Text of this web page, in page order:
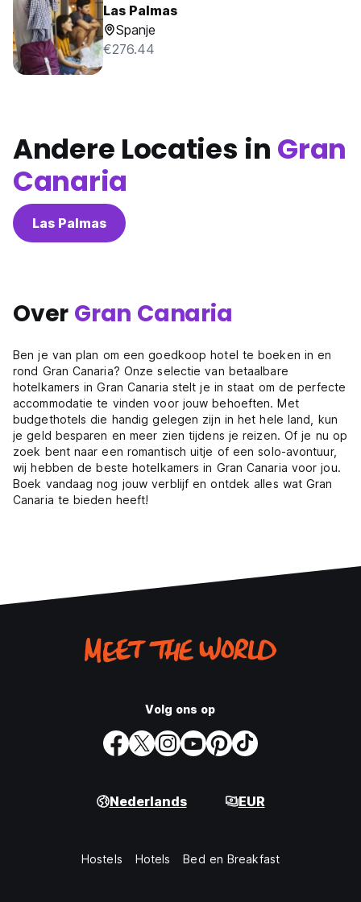
Las Palmas
Spanje
€276.44
Andere Locaties in Gran
Canaria
Las Palmas
Over Gran Canaria
Ben je van plan om een goedkoop hotel te boeken in en
rond Gran Canaria? Onze selectie van betaalbare
hotelkamers in Gran Canaria stelt je in staat om de perfecte
accommodatie te vinden voor jouw behoeften. Met
budgethotels die handig gelegen zijn in het hele land, kun
je geld besparen en meer zien tijdens je reizen. Of je nu op
zoek bent naar een romantisch uitje of een solo-avontuur,
wij hebben de beste hotelkamers in Gran Canaria voor jou.
Boek vandaag nog jouw verblijf en ontdek alles wat Gran
Canaria te bieden heeft!
Volg ons op
Nederlands EUR
Hostels Hotels Bed en Breakfast